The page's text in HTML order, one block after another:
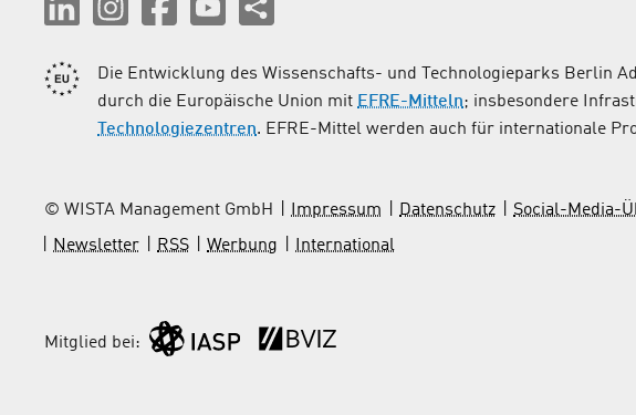
Die Entwicklung des Wissenschafts- und Technologieparks Berlin
durch die Europäische Union mit EFRE-Mitteln; insbesondere
Technologiezentren. EFRE-Mittel werden auch für internationale
© WISTA Management GmbH Impressum Datenschutz Social-Media-
Newsletter
RSS Werbung International
Mitglied bei: